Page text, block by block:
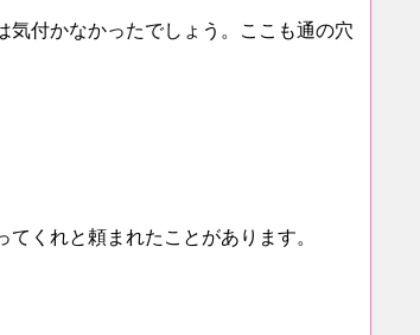
付かなかったでしょう。ここも通の穴
くれと頼まれたことがあります。